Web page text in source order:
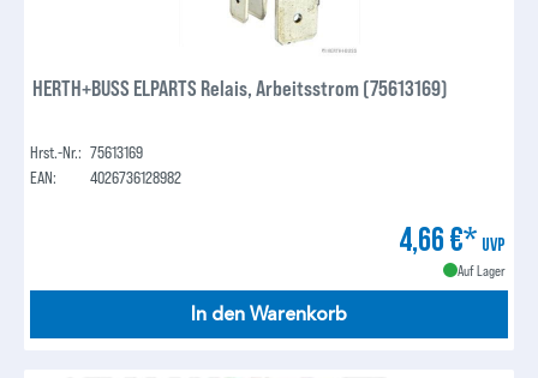
HERTH+BUSS ELPARTS Relais, Arbeitsstrom (75613169)
Hrst.-Nr.: 75613169
EAN:
4026736128982
4,66 €* UVP
Auf Lager
In den Warenkorb